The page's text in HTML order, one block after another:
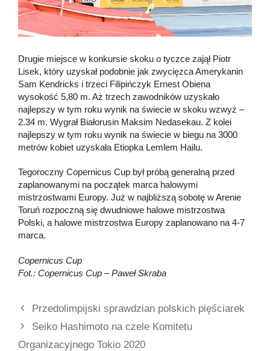
Drugie miejsce w konkursie skoku o tyczce zajął Piotr
Lisek, który uzyskał podobnie jak zwycięzca Amerykanin
Sam Kendricks i trzeci Filipińczyk Ernest Obiena
wysokość 5,80 m. Aż trzech zawodników uzyskało
najlepszy w tym roku wynik na świecie w skoku wzwyż –
2.34 m. Wygrał Białorusin Maksim Nedasekau. Z kolei
najlepszy w tym roku wynik na świecie w biegu na 3000
metrów kobiet uzyskała Etiopka Lemlem Hailu.
Tegoroczny Copernicus Cup był próbą generalną przed
zaplanowanymi na początek marca halowymi
mistrzostwami Europy. Już w najbliższą sobotę w Arenie
Toruń rozpoczną się dwudniowe halowe mistrzostwa
Polski, a halowe mistrzostwa Europy zaplanowano na 4-7
marca.
Copernicus Cup
Fot.: Copernicus Cup – Paweł Skraba
Przedolimpijski sprawdzian polskich pięściarek
Seiko Hashimoto na czele Komitetu
Organizacyjnego Tokio 2020